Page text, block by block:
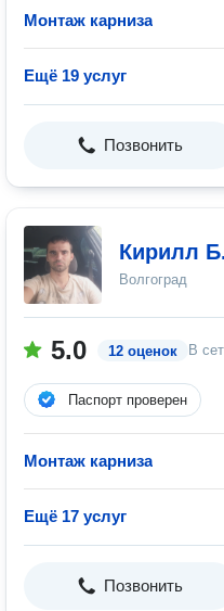
Монтаж карниза
Ещё 19 услуг
Позвонить
Кирилл
Волгоград
5.0 12 оценок В
Паспорт проверен
Монтаж карниза
Ещё 17 услуг
Позвонить